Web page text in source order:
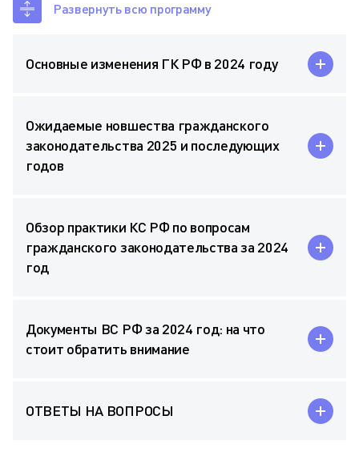
Развернуть всю программу
Основные изменения ГК РФ в 2024 году
Ожидаемые новшества гражданского
законодательства 2025 и последующих
годов
Обзор практики КС РФ по вопросам
гражданского законодательства за 2024
год
Документы ВС РФ за 2024 год: на что
стоит обратить внимание
ОТВЕТЫ НА ВОПРОСЫ